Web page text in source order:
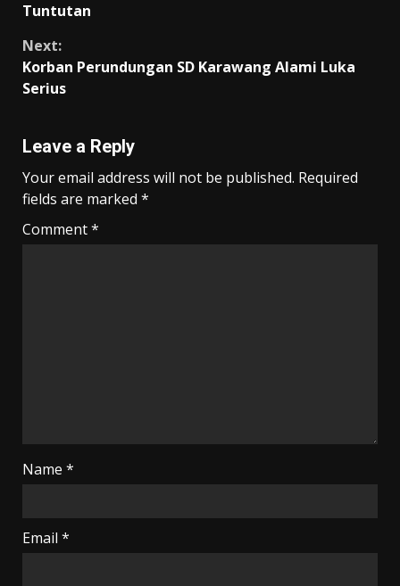
k
Reading
Tuntutan
Next:
Korban Perundungan SD Karawang Alami Luka
Serius
Leave a Reply
Your email address will not be published. Required
fields are marked *
Comment*
Name *
Email *